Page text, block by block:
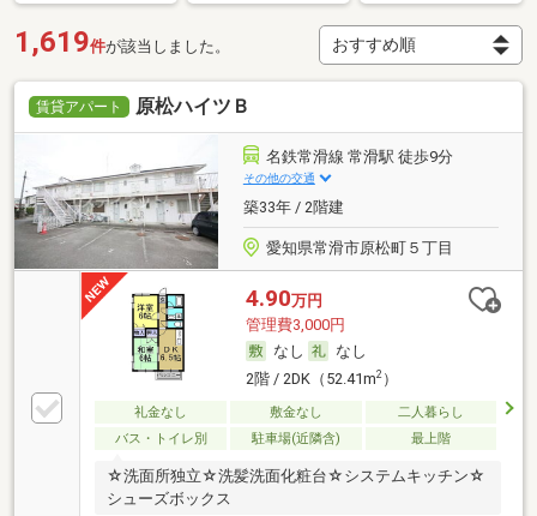
1,619件が該当しました。
賃貸アパート 原松ハイツＢ
名鉄常滑線 常滑駅 徒歩9分
その他の交通
築33年 / 2階建
愛知県常滑市原松町５丁目
4.90万円
管理費3,000円
なし
なし
2階 / 2DK（52.41m2）
礼金なし 敷金なし
二人暮らし
バス・トイレ別
駐車場(近隣含) 最上階
☆洗面所独立☆洗髪洗面化粧台☆システムキッチン☆
シューズボックス